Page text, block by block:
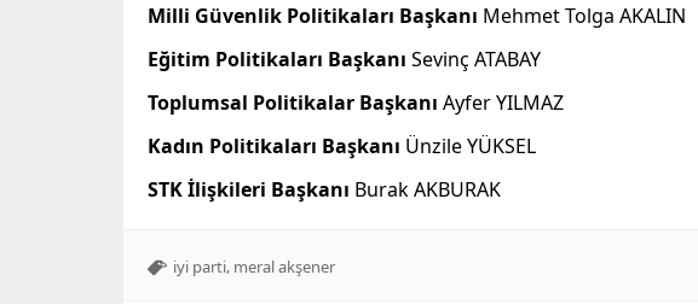
Milli Güvenlik Politikaları Başkanı Mehmet Tolga AKALIN
Eğitim Politikaları Başkanı Sevinç ATABAY
Toplumsal Politikalar Başkanı Ayfer YILMAZ
Kadın Politikaları Başkanı Ünzile YÜKSEL
STK İlişkileri Başkanı Burak AKBURAK
iyi parti, meral akşener